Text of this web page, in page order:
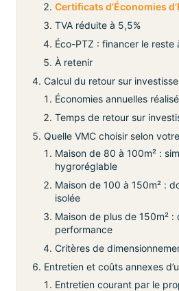
Certificats d’Économies
TVA réduite à 5,5%
Éco-PTZ : financer le reste
À retenir
Calcul du retour sur
Économies annuelles
Temps de retour sur
Quelle VMC choisir selon
Maison de 80 à 100m² :
hygroréglable
Maison de 100 à 150m² :
isolée
Maison de plus de 150m²
performance
Critères de
Entretien et coûts annexes
Entretien courant par le